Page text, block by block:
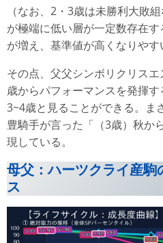
（なお、2・3歳は未勝利大敗
が極端に低い層が一定数存在
が増え、基準値が高くなりやす
その点、父父シンボリクリス
歳からパフォーマンスを発揮
3~4歳と見ることができる。ま
豊騎手が言った「（3歳）秋か
現している。
母父：ハーツクライ産駒
ス